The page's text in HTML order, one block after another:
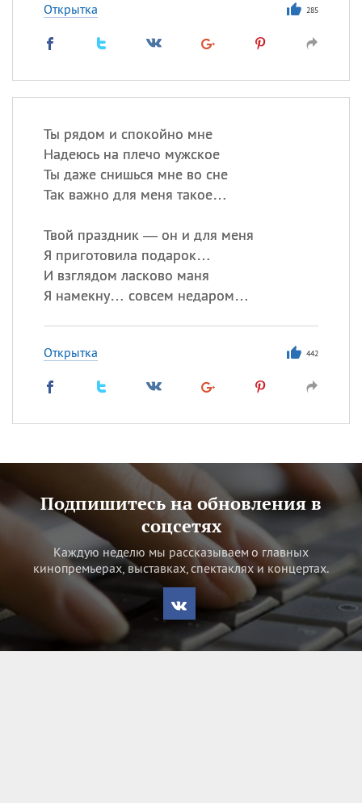
Открытка 285
Ты рядом и спокойно мне
Надеюсь на плечо мужское
Ты даже снишься мне во сне
Так важно для меня такое…
Твой праздник — он и для меня
Я приготовила подарок…
И взглядом ласково маня
Я намекну… совсем недаром…
Открытка 442
Подпишитесь на обновления в
соцсетях
Каждую неделю мы рассказываем о главных
кинопремьерах, выставках, спектаклях и концертах.